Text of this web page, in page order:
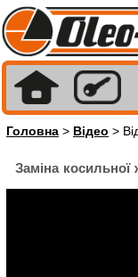
Головна > Відео >
Заміна косильної